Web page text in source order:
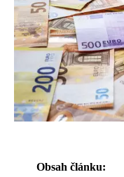
Obsah článku: